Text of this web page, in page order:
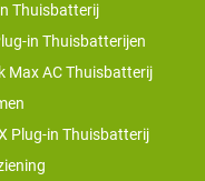
Thuisbatterij
in Thuisbatterijen
Max AC Thuisbatterij
Plug-in Thuisbatterij